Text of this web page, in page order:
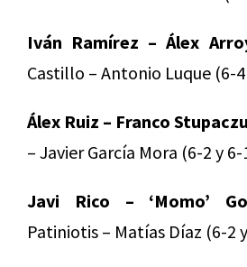
Iván Ramírez – Álex
Castillo – Antonio Luque (6-
Álex Ruiz – Franco
– Javier García Mora (6-2 y 6-
Javi Rico – ‘Momo’
Patiniotis – Matías Díaz (6-2